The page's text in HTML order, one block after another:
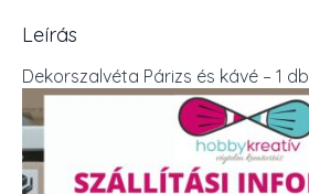
Leírás
Dekorszalvéta Párizs és kávé – 1 db